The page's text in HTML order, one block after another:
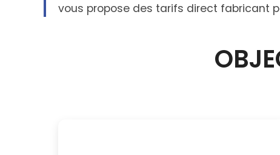
vous propose des tarifs direct fabricant